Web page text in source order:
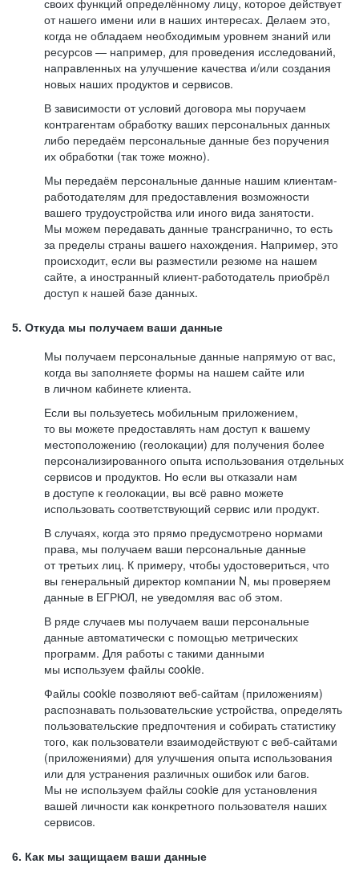
своих функций определённому лицу, которое действует
от нашего имени или в наших интересах. Делаем это,
когда не обладаем необходимым уровнем знаний или
ресурсов — например, для проведения исследований,
направленных на улучшение качества и/или создания
новых наших продуктов и сервисов.
В зависимости от условий договора мы поручаем
контрагентам обработку ваших персональных данных
либо передаём персональные данные без поручения
их обработки (так тоже можно).
Мы передаём персональные данные нашим клиентам-
работодателям для предоставления возможности
вашего трудоустройства или иного вида занятости.
Мы можем передавать данные трансгранично, то есть
за пределы страны вашего нахождения. Например, это
происходит, если вы разместили резюме на нашем
сайте, а иностранный клиент-работодатель приобрёл
доступ к нашей базе данных.
5. Откуда мы получаем ваши данные
Мы получаем персональные данные напрямую от вас,
когда вы заполняете формы на нашем сайте или
в личном кабинете клиента.
Если вы пользуетесь мобильным приложением,
то вы можете предоставлять нам доступ к вашему
местоположению (геолокации) для получения более
персонализированного опыта использования отдельных
сервисов и продуктов. Но если вы отказали нам
в доступе к геолокации, вы всё равно можете
использовать соответствующий сервис или продукт.
В случаях, когда это прямо предусмотрено нормами
права, мы получаем ваши персональные данные
от третьих лиц. К примеру, чтобы удостовериться, что
вы генеральный директор компании N, мы проверяем
данные в ЕГРЮЛ, не уведомляя вас об этом.
В ряде случаев мы получаем ваши персональные
данные автоматически с помощью метрических
программ. Для работы с такими данными
мы используем файлы cookie.
Файлы cookie позволяют веб-сайтам (приложениям)
распознавать пользовательские устройства, определять
пользовательские предпочтения и собирать статистику
того, как пользователи взаимодействуют с веб-сайтами
(приложениями) для улучшения опыта использования
или для устранения различных ошибок или багов.
Мы не используем файлы cookie для установления
вашей личности как конкретного пользователя наших
сервисов.
6. Как мы защищаем ваши данные